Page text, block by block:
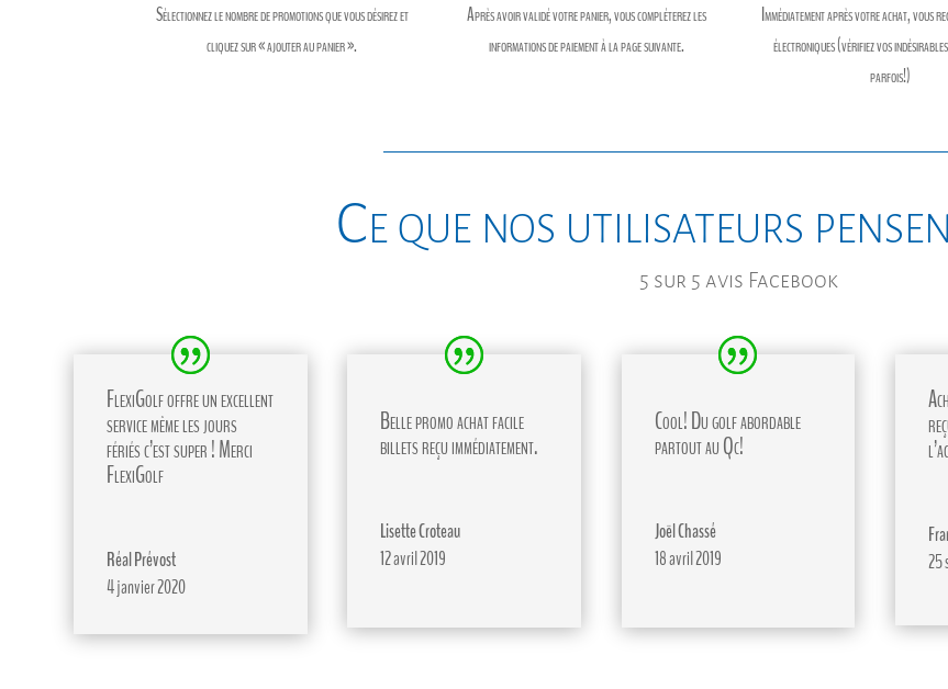
Sélectionnez le nombre de promotions que vous désirez et
cliquez sur « ajouter au panier ».
Après avoir validé votre panier, vous compléterez les
informations de paiement à la page suivante.
Immédiatement après votre achat, vous
électroniques (vérifiez vos
parfois!)
Ce que nos utilisateurs
5 sur 5 avis Facebook
FlexiGolf offre un excellent
service même les jours
fériés c’est super ! Merci
FlexiGolf
Réal Prévost
4 janvier 2020
Belle promo achat facile
billets reçu immédiatement.
Lisette Croteau
12 avril 2019
Cool! Du golf abordable
partout au Qc!
Joël Chassé
18 avril 2019
25